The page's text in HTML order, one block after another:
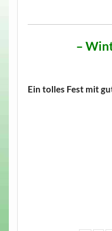
–
Ein tolles Fest mit